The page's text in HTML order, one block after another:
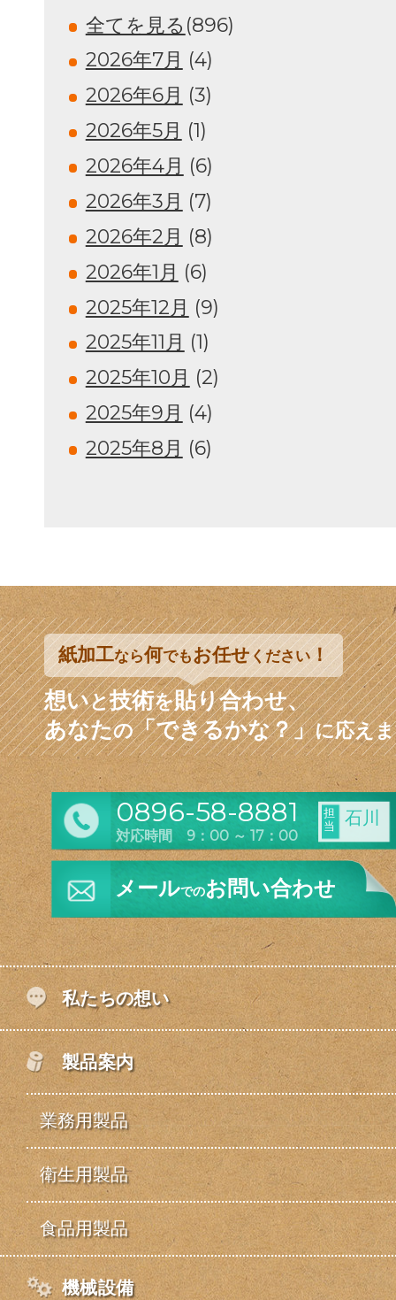
全てを見る (896)
2026年7月 (4)
2026年6月 (3)
2026年5月 (1)
2026年4月 (6)
2026年3月 (7)
2026年2月 (8)
2026年1月 (6)
2025年12月 (9)
2025年11月 (1)
2025年10月 (2)
2025年9月 (4)
2025年8月 (6)
紙加工なら何でもお任せください！
想いと技術を貼り合わせ、
あなたの「できるかな？」に応え
0896-58-8881
対応時間 9：00 ～ 17：00
担
当
石川
メールでのお問い合わせ
私たちの想い
製品案内
業務用製品
衛生用製品
食品用製品
機械設備